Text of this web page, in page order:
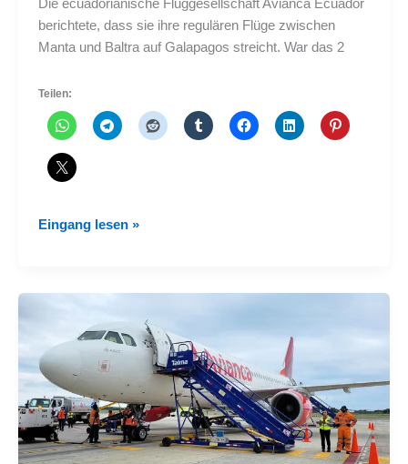
Die ecuadorianische Fluggesellschaft Avianca Ecuador
berichtete, dass sie ihre regulären Flüge zwischen
Manta und Baltra auf Galapagos streicht. War das 2
Teilen:
Avianca
den
zwischen
Manta
und
Baltra
auf
Galapagos
Eingang lesen »